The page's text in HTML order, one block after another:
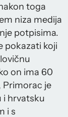
toga
niza medija
potpisima.
pokazati koji
on ima 60
Primorac je
i hrvatsku
i s